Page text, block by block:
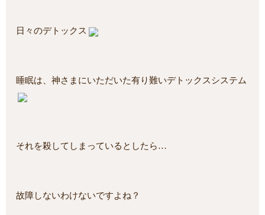
日々のデトックス
睡眠は、神さまにいただいた有り難いデトックスシステム
それを殺してしまっているとしたら…
故障しないわけないですよね？